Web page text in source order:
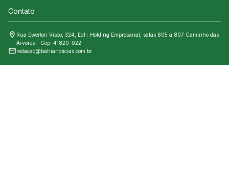
Contato
Rua Ewerton Visco, 324, Edf.: Holding Empresarial, salas 805 a 807 Caminho das
Árvores - Cep: 41820-022
redacao@bahianoticias.com.br